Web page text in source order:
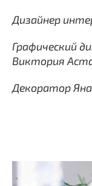
Дизайнер
Графический
Виктория
Декоратор